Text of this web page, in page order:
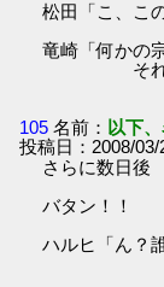
松田「こ、こ
竜崎「何かの
それより
105 名前： 以下
投稿日：2008/
さらに数日
バタン！！
ハルヒ「ん？